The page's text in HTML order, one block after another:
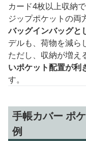
カード4枚以上収納
ジップポケットの両
バッグインバッグと
デルも、荷物を減ら
ただし、収納が増え
いポケット配置が利
す。
手帳カバー ポ
例